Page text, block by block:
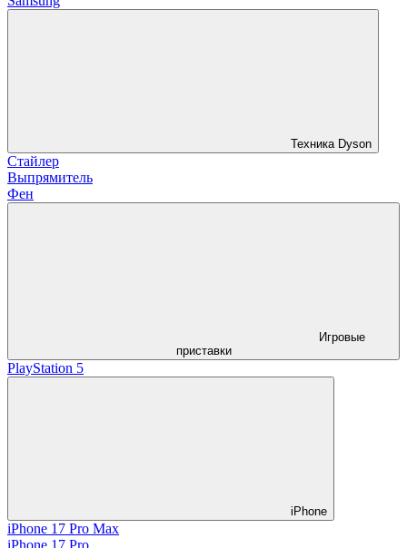
Техника Dyson
Стайлер
Выпрямитель
Фен
Игровые
приставки
PlayStation 5
iPhone
iPhone 17 Pro Max
iPhone 17 Pro